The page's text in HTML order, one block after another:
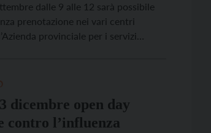
dalle 9 alle 12 sarà possibile
prenotazione nei vari centri
provinciale per i servizi
dicembre open day
contro l’influenza